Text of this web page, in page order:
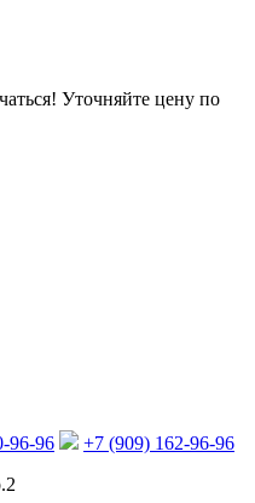
Уточняйте цену по
96-96
+7 (909) 162-96-96